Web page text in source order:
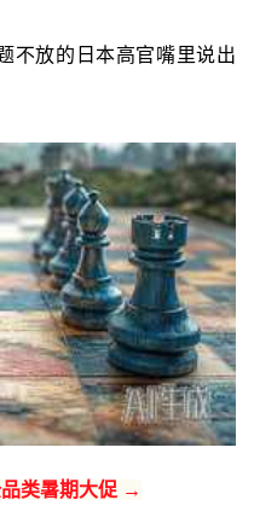
不放的日本高官嘴里说出
类暑期大促 →